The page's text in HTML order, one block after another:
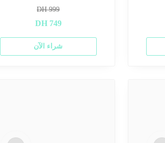
999
DH
749
DH
شراء الآن